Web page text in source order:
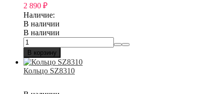
2 890 ₽
Наличие:
В наличии
В наличии
В корзину
Кольцо SZ8310